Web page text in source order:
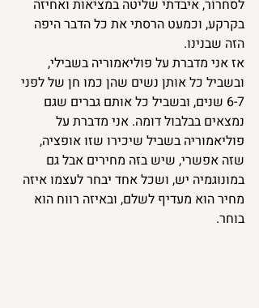
לסחרור, איבדתי שליטה במציאות ואחיזה
בקרקע, וכמעט הרסתי את כל הדבר היפה
הזה שבנינו.
אז אני מדברת על פוליאמוריה בשבילי,
ובשביל כל אותן נשים שהן כמו חן של לפני
6-7 שנים, ובשביל כל אותם גברים שגם
נמצאים בבלבול דומה. אני מדברת על
פוליאמוריה בשביל שיכירו שזו אופציה,
שזה אפשרי, שיש בזה מחירים אבל גם
במונוגמיה יש, ושכל אחד יבחר לעצמו איזה
מחיר הוא מעדיף לשלם, ובאיזה רווח הוא
בוחר.